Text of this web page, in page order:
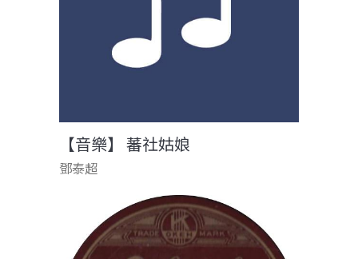
【音樂】 蕃社姑娘
鄧泰超